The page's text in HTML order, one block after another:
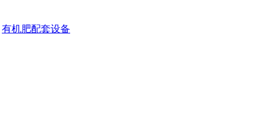
有机肥配套设备